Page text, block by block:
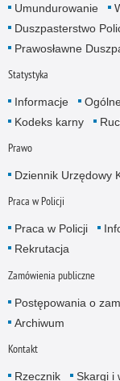
Umundurowanie
Duszpasterstwo
Prawosławne
Statystyka
Informacje
Kodeks karny
Prawo
Dziennik Urzędowy
Praca w Policji
Praca w Policji
Rekrutacja
Zamówienia publiczne
Postępowania o
Archiwum
Kontakt
Rzecznik Skargi i